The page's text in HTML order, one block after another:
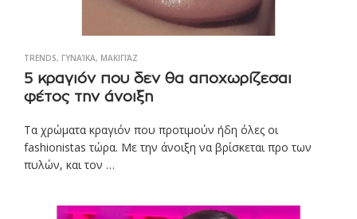
TRENDS, ΓΥΝΑΊΚΑ, ΜΑΚΙΓΙΆΖ
5 κραγιόν που δεν θα αποχωρίζεσαι
φέτος την άνοιξη
Τα χρώματα κραγιόν που προτιμούν ήδη όλες οι
fashionistas τώρα. Με την άνοιξη να βρίσκεται προ των
πυλών, και τον …